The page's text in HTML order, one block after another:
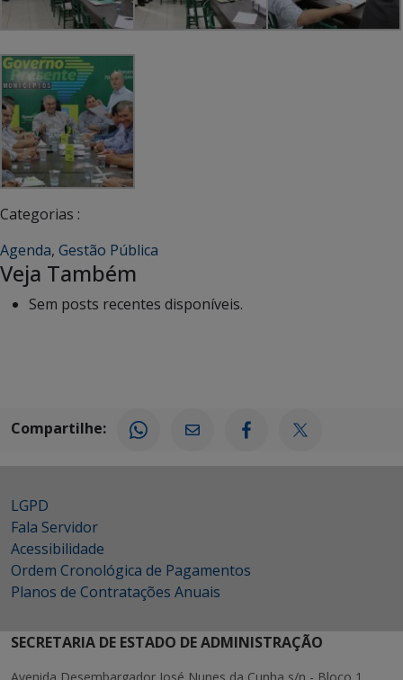
Categorias :
Agenda, Gestão Pública
Veja Também
Sem posts recentes disponíveis.
Compartilhe:
LGPD
Fala Servidor
Acessibilidade
Ordem Cronológica de Pagamentos
Planos de Contratações Anuais
SECRETARIA DE ESTADO DE ADMINISTRAÇÃO
Avenida Desembargador José Nunes da Cunha s/n - Bloco 1